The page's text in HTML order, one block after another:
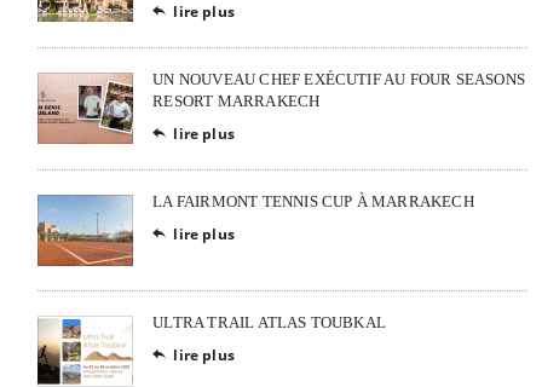
 lire plus
UN NOUVEAU CHEF EXÉCUTIF AU FOUR SEASONS
RESORT MARRAKECH
 lire plus
LA FAIRMONT TENNIS CUP À MARRAKECH
 lire plus
ULTRA TRAIL ATLAS TOUBKAL
 lire plus